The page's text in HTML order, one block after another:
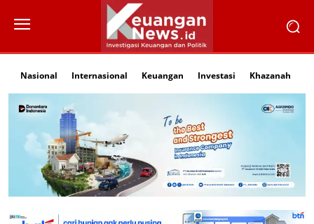
Nasional Internasional Keuangan Investasi Khazanah